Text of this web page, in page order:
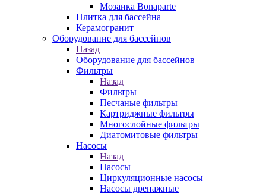
Мозаика Bonaparte
Плитка для бассейна
Керамогранит
Оборудование для бассейнов
Назад
Оборудование для бассейнов
Фильтры
Назад
Фильтры
Песчаные фильтры
Картриджные фильтры
Многослойные фильтры
Диатомитовые фильтры
Насосы
Назад
Насосы
Циркуляционные насосы
Насосы дренажные